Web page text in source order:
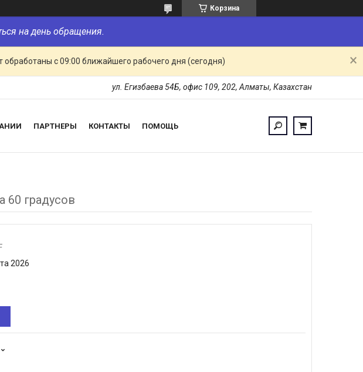
Корзина
на день обращения.
с 09:00 ближайшего рабочего дня (сегодня)
ул. Егизбаева 54Б, офис 109, 202, Алматы, Казахстан
ПАРТНЕРЫ КОНТАКТЫ ПОМОЩЬ
60 градусов
2026